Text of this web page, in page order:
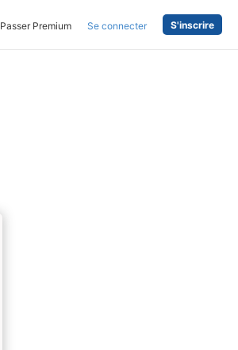
Passer Premium Se connecter S'inscrire